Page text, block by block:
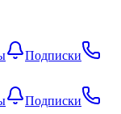
Подписки
Подписки